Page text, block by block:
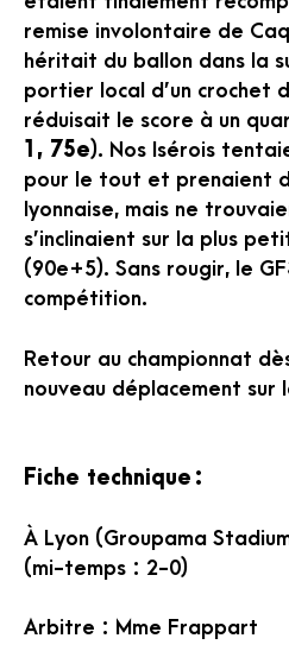
remise involontaire de
héritait du ballon dans la
portier local d’un crochet
réduisait le score à un
1, 75e). Nos Isérois
pour le tout et prenaient
lyonnaise, mais ne
s’inclinaient sur la plus
(90e+5). Sans rougir, le
compétition.
Retour au championnat
nouveau déplacement sur
Fiche technique :
À Lyon (Groupama
(mi-temps : 2-0)
Arbitre : Mme Frappart